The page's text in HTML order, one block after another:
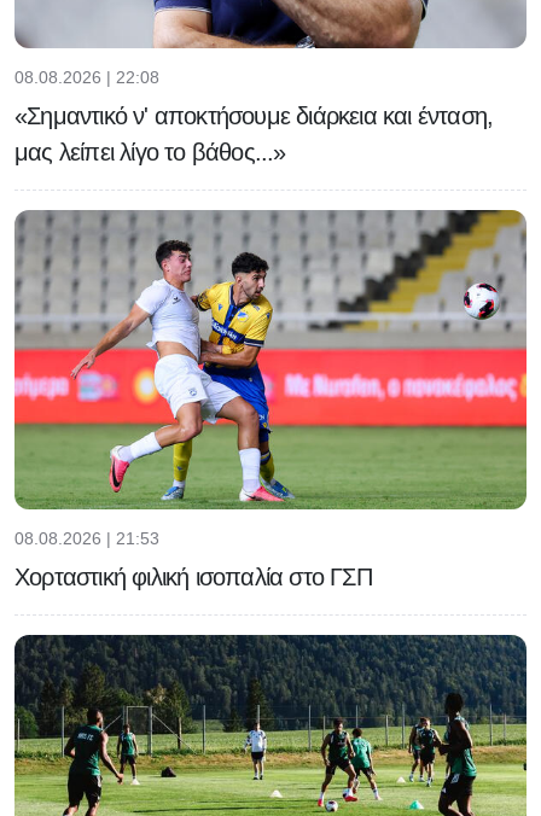
08.08.2026 | 22:08
«Σημαντικό ν' αποκτήσουμε διάρκεια και ένταση,
μας λείπει λίγο το βάθος...»
08.08.2026 | 21:53
Χορταστική φιλική ισοπαλία στο ΓΣΠ